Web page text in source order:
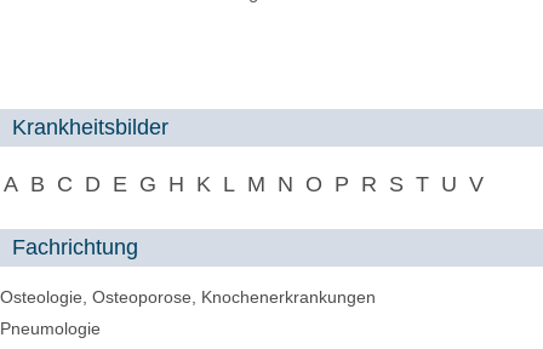
Krankheitsbilder
A B C D E G H K L M N O P R S T U V
Fachrichtung
Osteologie, Osteoporose, Knochenerkrankungen
Pneumologie